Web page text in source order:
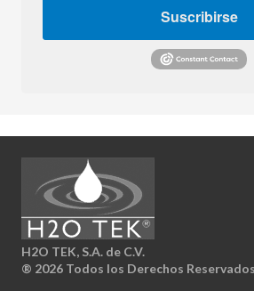
Suscribirse
H2O TEK, S.A. de C.V.
® 2026 Todos los Derechos Reservados